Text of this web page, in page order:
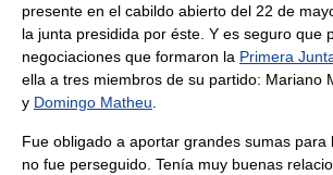
presente en el cabildo abierto del 22 de
la junta presidida por éste. Y es seguro que
negociaciones que formaron la Primera
ella a tres miembros de su partido: Mariano
y Domingo Matheu
Fue obligado a aportar grandes sumas para
no fue perseguido. Tenía muy buenas